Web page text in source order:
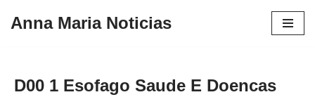
conteúdo
Anna Maria Noticias
D00 1 Esofago Saude E Doencas